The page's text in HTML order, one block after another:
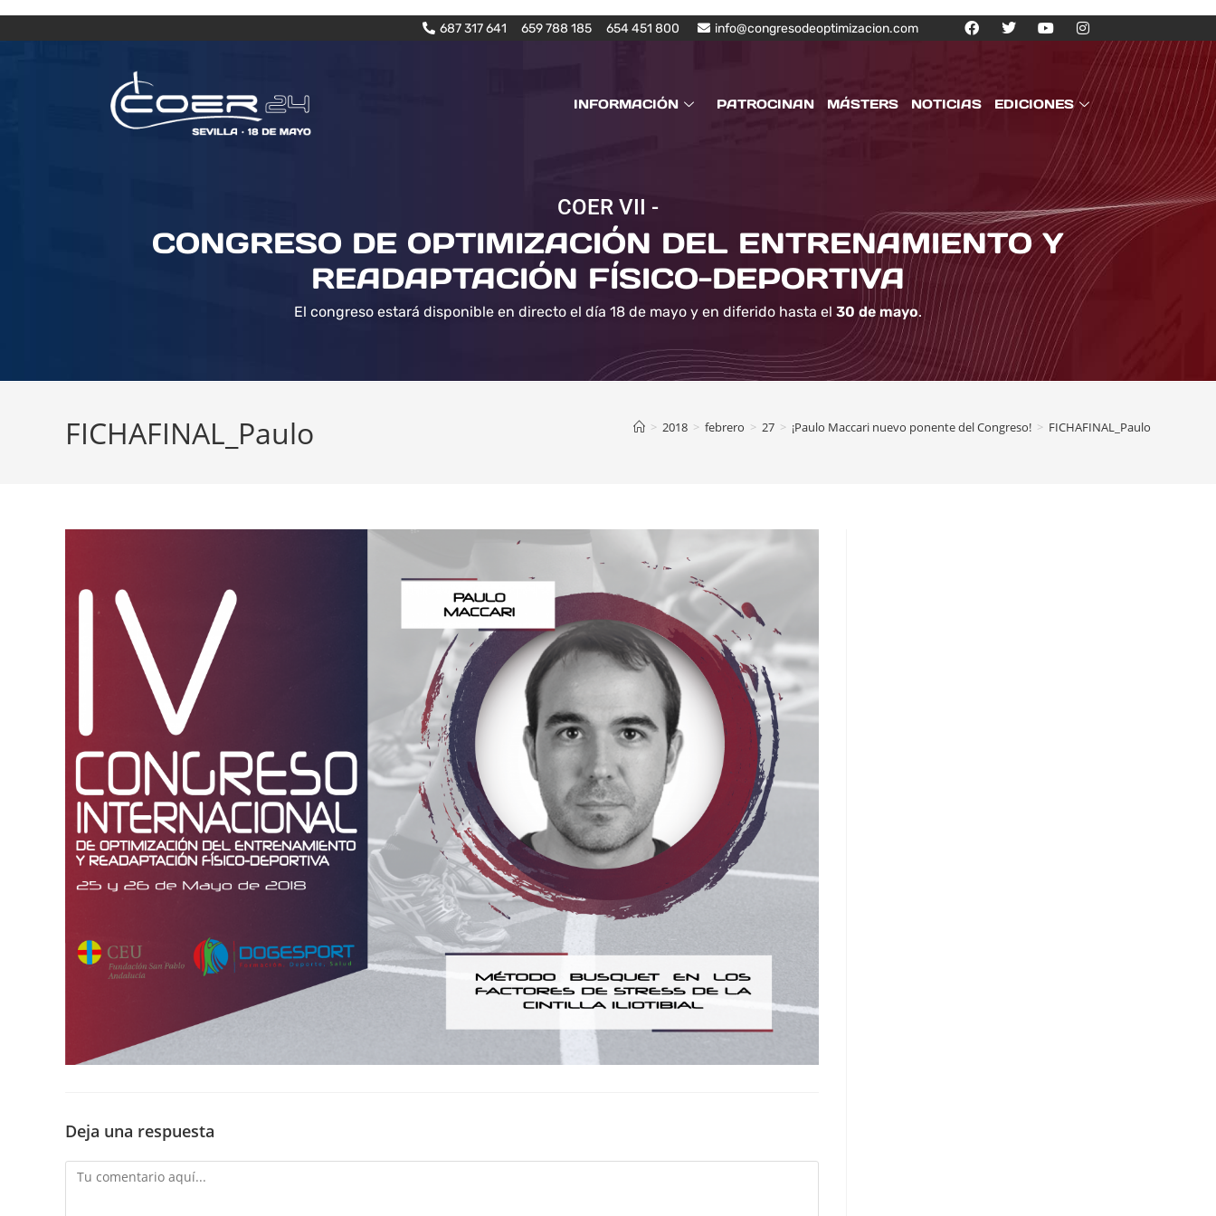
687 317 641 659 788 185 654 451 800 info@congresodeoptimizacion.com
INFORMACIÓN PATROCINAN MÁSTERS NOTICIAS EDICIONES
COER VII -
CONGRESO DE OPTIMIZACIÓN DEL ENTRENAMIENTO Y
READAPTACIÓN FÍSICO-DEPORTIVA
El congreso estará disponible en directo el día 18 de mayo y en diferido hasta el 30 de mayo.
FICHAFINAL_Paulo > 2018 > febrero > 27 > ¡Paulo Maccari nuevo ponente del Congreso! > FICHAFINAL_Paulo
Deja una respuesta